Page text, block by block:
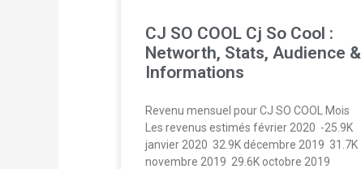
CJ SO COOL Cj So Cool :
Networth, Stats, Audience &
Informations
Revenu mensuel pour CJ SO COOL Mois
Les revenus estimés février 2020  -25.9K
janvier 2020  32.9K décembre 2019  31.7K
novembre 2019  29.6K octobre 2019 